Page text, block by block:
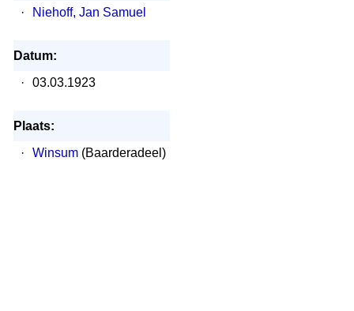
·
Niehoff, Jan Samuel
Datum:
·
03.03.1923
Plaats:
·
Winsum(Baarderadeel)